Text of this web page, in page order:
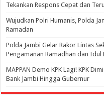
Tekankan Respons Cepat dan
Wujudkan Polri Humanis, Polda
Ramadan
Polda Jambi Gelar Rakor Lintas
Pengamanan Ramadhan dan Idul
‎MAPPAN Demo KPK Lagi! KPK
Bank Jambi Hingga Gubernur ‎